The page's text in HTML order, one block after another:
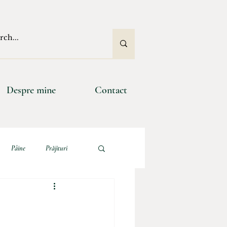
Despre mine Contact
Pâine Prăjituri